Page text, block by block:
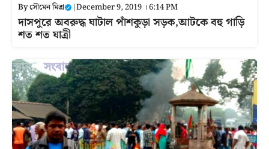
Byসৌমেন মিশ্র |December 9, 2019 । 6:14 PM
দাসপুরে অবরুদ্ধ ঘাটাল পাঁশকুড়া সড়ক,আটকে বহু গাড়ি
শত শত যাত্রী